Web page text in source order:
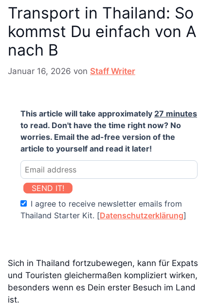
Transport in Thailand: So
kommst Du einfach von A
nach B
Januar 16, 2026 von Staff Writer
This article will take approximately 27 minutes
to read. Don't have the time right now? No
worries. Email the ad-free version of the
article to yourself and read it later!
SEND IT!
I agree to receive newsletter emails from
Thailand Starter Kit. [Datenschutzerklärung]
Sich in Thailand fortzubewegen, kann für Expats
und Touristen gleichermaßen kompliziert wirken,
besonders wenn es Dein erster Besuch im Land
ist.